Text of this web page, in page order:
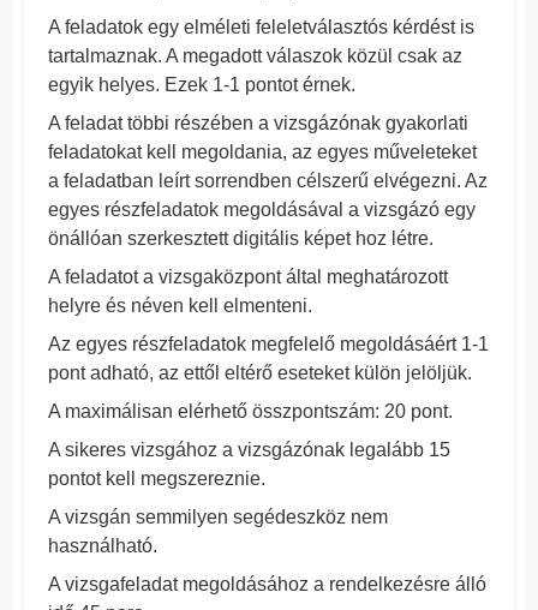
A feladatok egy elméleti feleletválasztós kérdést is
tartalmaznak. A megadott válaszok közül csak az
egyik helyes. Ezek 1-1 pontot érnek.
A feladat többi részében a vizsgázónak gyakorlati
feladatokat kell megoldania, az egyes műveleteket
a feladatban leírt sorrendben célszerű elvégezni. Az
egyes részfeladatok megoldásával a vizsgázó egy
önállóan szerkesztett digitális képet hoz létre.
A feladatot a vizsgaközpont által meghatározott
helyre és néven kell elmenteni.
Az egyes részfeladatok megfelelő megoldásáért 1-1
pont adható, az ettől eltérő eseteket külön jelöljük.
A maximálisan elérhető összpontszám: 20 pont.
A sikeres vizsgához a vizsgázónak legalább 15
pontot kell megszereznie.
A vizsgán semmilyen segédeszköz nem
használható.
A vizsgafeladat megoldásához a rendelkezésre álló